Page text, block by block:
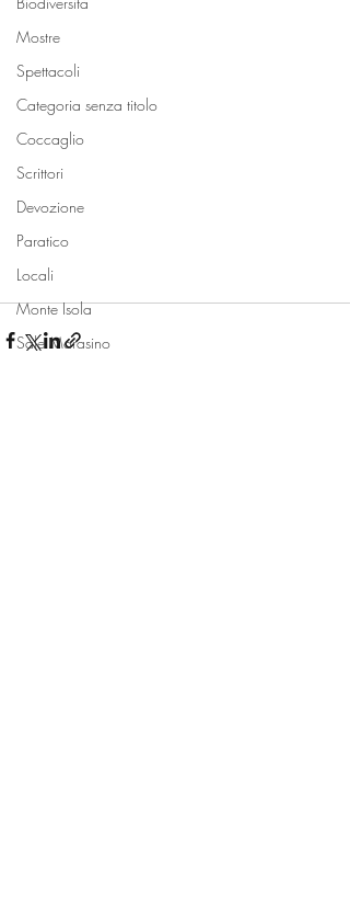
Mostre
Spettacoli
Categoria senza titolo
Coccaglio
Scrittori
Devozione
Paratico
Locali
Monte Isola
Sale Marasino